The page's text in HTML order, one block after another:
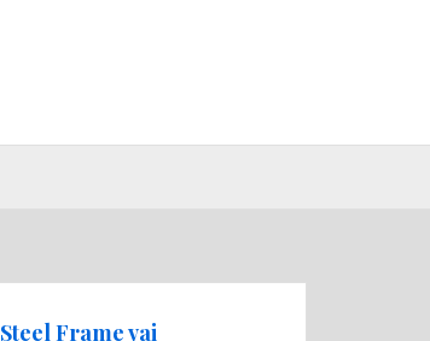
Steel Frame vai